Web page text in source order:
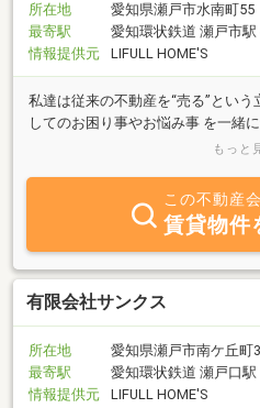
所在地
愛知県瀬戸市水南町
最寄駅
愛知環状鉄道 瀬戸市駅
情報提供元
LIFULL HOME'S
私達は従来の不動産を“売る”とい
してのお困り事やお悩み事 を一緒
お客様の代わりにプロの目線でお
もっと
この不動産
賃貸物件
有限会社サンクス
所在地
愛知県瀬戸市南ケ丘町
最寄駅
愛知環状鉄道 瀬戸口駅
情報提供元
LIFULL HOME'S